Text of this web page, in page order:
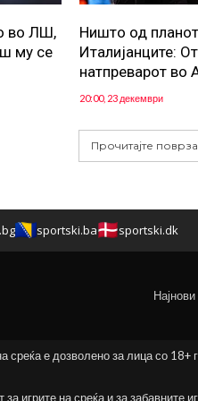
во ЛШ,
му се
Ништо од
Италијанците:
натпреварот во
20:00, 23 декември
Прочитајте
sportski.ba sportski.dk
среќа е дозволено за лица со 18+
за игрите на среќа и за забавните